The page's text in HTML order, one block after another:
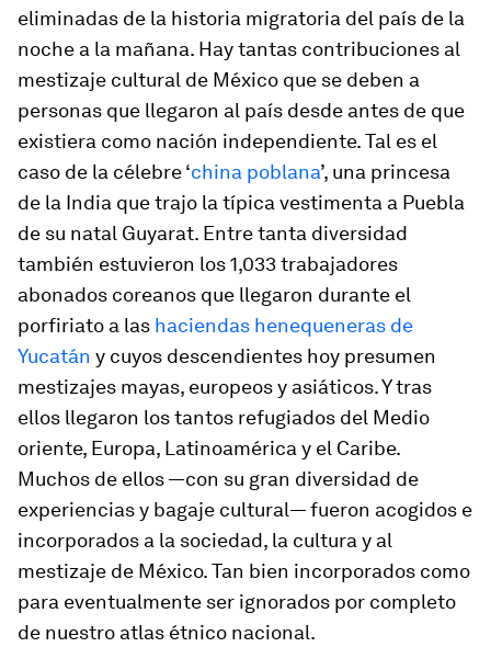
eliminadas de la historia migratoria del país de la
noche a la mañana. Hay tantas contribuciones al
mestizaje cultural de México que se deben a
personas que llegaron al país desde antes de que
existiera como nación independiente. Tal es el
caso de la célebre ‘china poblana’, una princesa
de la India que trajo la típica vestimenta a Puebla
de su natal Guyarat. Entre tanta diversidad
también estuvieron los 1,033 trabajadores
abonados coreanos que llegaron durante el
porfiriato a las haciendas henequeneras de
Yucatán y cuyos descendientes hoy presumen
mestizajes mayas, europeos y asiáticos. Y tras
ellos llegaron los tantos refugiados del Medio
oriente, Europa, Latinoamérica y el Caribe.
Muchos de ellos —con su gran diversidad de
experiencias y bagaje cultural— fueron acogidos e
incorporados a la sociedad, la cultura y al
mestizaje de México. Tan bien incorporados como
para eventualmente ser ignorados por completo
de nuestro atlas étnico nacional.